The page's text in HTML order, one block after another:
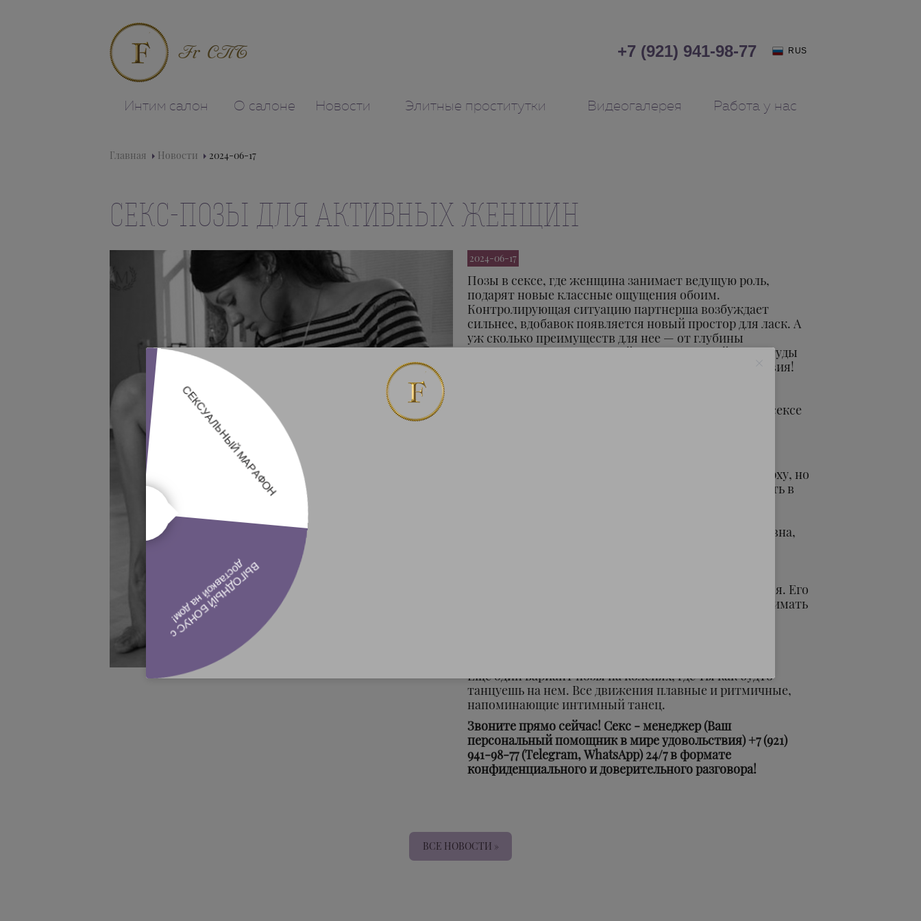
Fr СПБ +7 (921) 941-98-77 RUS
Интим салон О салоне Новости Элитные проститутки Видеогалерея Работа у нас
Главная Новости 2024-06-17
CЕКС-ПОЗЫ ДЛЯ АКТИВНЫХ ЖЕНЩИН
2024-06-17
Позы в сексе, где женщина занимает ведущую роль,
подарят новые классные ощущения обоим.
Контролирующая ситуацию партнерша возбуждает
сильнее, вдобавок появляется новый простор для ласк. А
уж сколько преимуществ для нее — от глубины
проникновения до подстройки оптимальной амплитуды
движений для получения максимального удовольствия!
Если у тебя появилось желание удивить мужчину в сексе
Поза подойдет для тех девушек, кто любит быть сверху, но
при этом не в восторге от идеи, что он будет смотреть в
А этот вариант секс-позы, в которой женщина активна,
коленях. А ты обхватываешь его ногами и двигаешься. Его
руки могут поддерживать тебя под ягодицы или обнимать
Еще один вариант позы на коленях, где ты как будто
танцуешь на нем. Все движения плавные и ритмичные,
напоминающие интимный танец.
Звоните прямо сейчас! Секс - менеджер (Ваш
персональный помощник в мире удовольствия) +7 (921)
941-98-77 (Telegram, WhatsApp) 24/7 в формате
конфиденциального и доверительного разговора!
ВСЕ НОВОСТИ »